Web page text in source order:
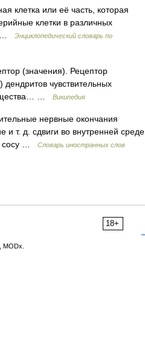
клетка или её часть, которая
клетки в различных
…
Энциклопедический словарь по
(значения). Рецептор
чувствительных
…
Википедия
нервные окончания
т. д. сдвиги во внутренней среде
сосу …
Словарь иностранных слов
18+
MODx.